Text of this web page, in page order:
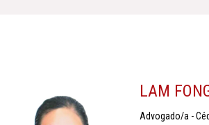
LAM
Advogado/a -